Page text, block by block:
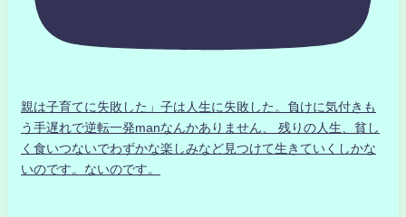
親は子育てに失敗した」子は人生に失敗した。負けに気付きも
う手遅れで逆転一発manなんかありません、 残りの人生、貧し
く食いつないでわずかな楽しみなど見つけて生きていくしかな
いのです。ないのです。